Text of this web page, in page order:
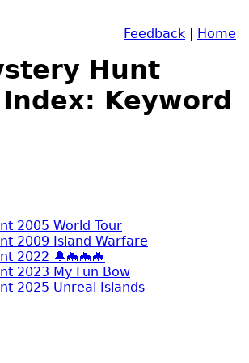
Feedback | Home
Hunt
Index: Keyword
2005 World Tour
2009 Island Warfare
2022 🔔🦇🦇🦇
2023 My Fun Bow
2025 Unreal Islands